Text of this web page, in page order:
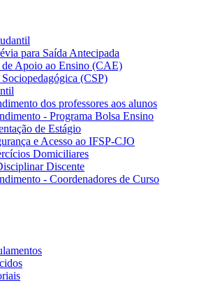
para Saída Antecipada
de Apoio ao Ensino (CAE)
(CSP)
dos professores aos alunos
- Programa Bolsa Ensino
de Estágio
e Acesso ao IFSP-CJO
Domiciliares
Discente
- Coordenadores de Curso